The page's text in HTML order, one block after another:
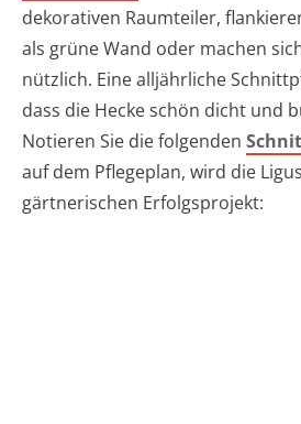
dekorativen Raumteiler,
als grüne Wand oder machen
nützlich. Eine alljährliche
dass die Hecke schön dicht und
Notieren Sie die folgenden
auf dem Pflegeplan, wird die
gärtnerischen Erfolgsprojekt: